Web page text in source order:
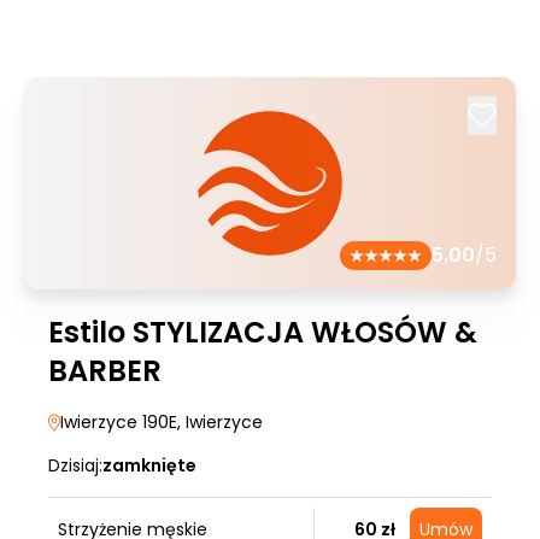
5.00/5
Estilo STYLIZACJA WŁOSÓW &
BARBER
Iwierzyce 190E, Iwierzyce
Dzisiaj:zamknięte
Strzyżenie męskie 60 zł Umów